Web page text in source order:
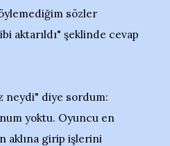
sözler
aktarıldı" şeklinde cevap
neydi" diye sordum:
yoktu. Oyuncu en
aklına girip işlerini